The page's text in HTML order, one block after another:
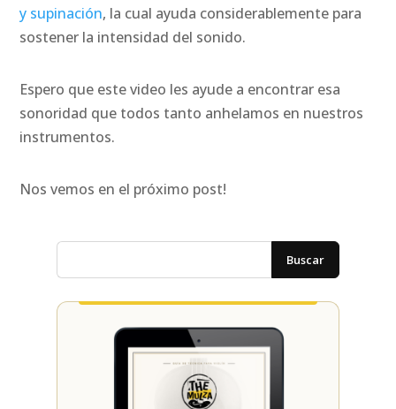
y supinación, la cual ayuda considerablemente para
sostener la intensidad del sonido.
Espero que este video les ayude a encontrar esa
sonoridad que todos tanto anhelamos en nuestros
instrumentos.
Nos vemos en el próximo post!
Buscar